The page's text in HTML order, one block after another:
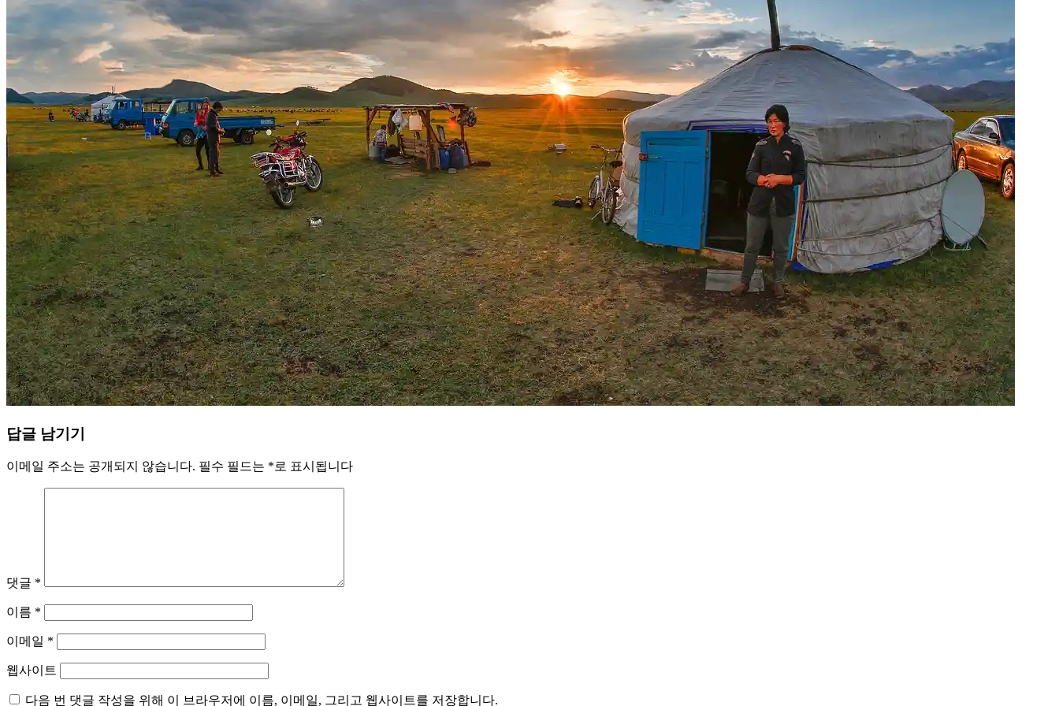
답글 남기기
이메일 주소는 공개되지 않습니다. 필수 필드는 *로 표시됩니다
댓글 *
이름 *
이메일 *
웹사이트
다음 번 댓글 작성을 위해 이 브라우저에 이름, 이메일, 그리고 웹사이트를 저장합니다.